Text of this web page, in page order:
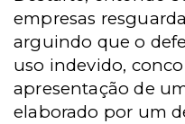
empresas
arguindo que o
uso indevido,
apresentação de
elaborado por um